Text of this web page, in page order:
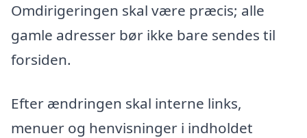
Omdirigeringen skal være præcis; alle
gamle adresser bør ikke bare sendes til
forsiden.
Efter ændringen skal interne links,
menuer og henvisninger i indholdet